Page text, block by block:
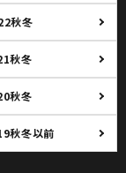
秋冬
秋冬
秋冬
秋冬以前